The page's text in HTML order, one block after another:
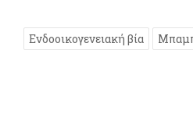
Ενδοοικογενειακή βία